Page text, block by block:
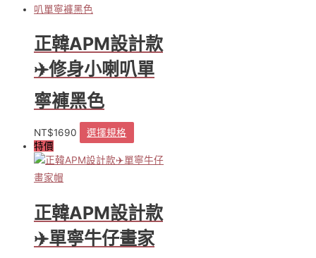
多
種
款
式。
產
面
選
項
正韓APM設計款
✈️修身小喇叭單
寧褲黑色
NT$1690 選擇規格
品
種
款
式。
可
特價
正韓APM設計款
✈️單寧牛仔畫家